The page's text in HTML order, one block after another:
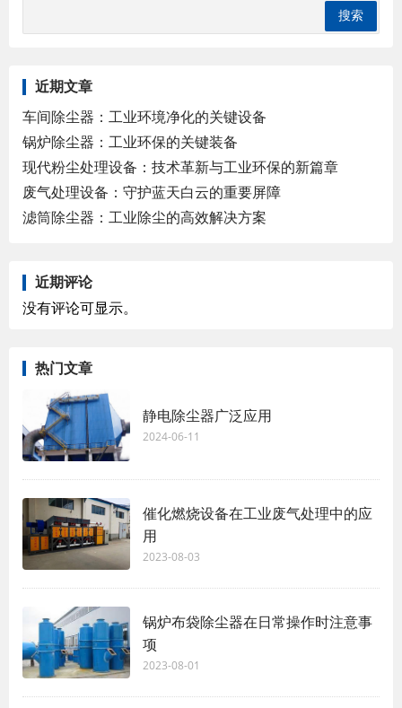
近期文章
车间除尘器：工业环境净化的关键设备
锅炉除尘器：工业环保的关键装备
现代粉尘处理设备：技术革新与工业环保的新篇章
废气处理设备：守护蓝天白云的重要屏障
滤筒除尘器：工业除尘的高效解决方案
近期评论
没有评论可显示。
热门文章
静电除尘器广泛应用
2024-06-11
催化燃烧设备在工业废气处理中的应
用
2023-08-03
锅炉布袋除尘器在日常操作时注意事
项
2023-08-01